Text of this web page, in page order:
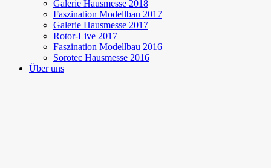
Galerie Hausmesse 2018
Faszination Modellbau 2017
Galerie Hausmesse 2017
Rotor-Live 2017
Faszination Modellbau 2016
Sorotec Hausmesse 2016
Über uns